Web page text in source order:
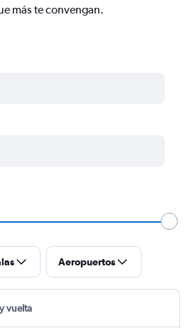
más te convengan.
Aeropuertos
vuelta